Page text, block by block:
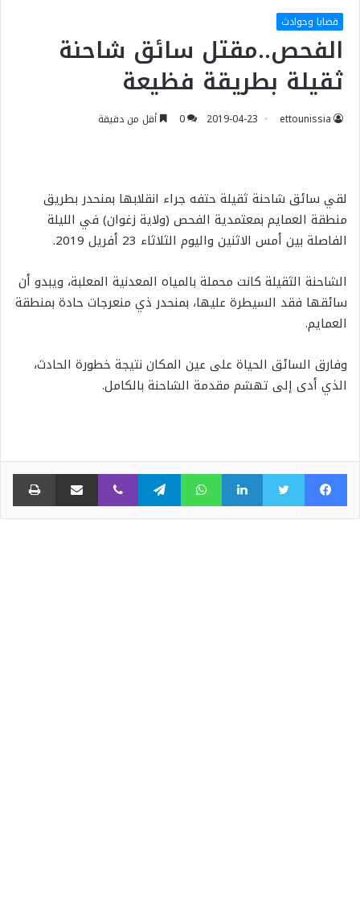
قضايا وحوادث
الفحص..مقتل سائق شاحنة
ثقيلة بطريقة فظيعة
ettounissia
2019-04-23
0 أقل من دقيقة
لقي سائق شاحنة ثقيلة حتفه جراء انقلابها بمنحدر بطريق
منطقة العمايم بمعتمدية الفحص (ولاية زغوان) في الليلة
الفاصلة بين أمس الاثنين واليوم الثلاثاء 23 أفريل 2019.
الشاحنة الثقيلة كانت محملة بالمياه المعدنية المعلبة، ويبدو أن
سائقها فقد السيطرة عليها، بمنحدر ذي منعرجات حادة بمنطقة
العمايم.
وفارق السائق الحياة على عين المكان نتيجة خطورة الحادث،
الذي أدى إلى تهشم مقدمة الشاحنة بالكامل.
فيسبوك تويتر لينكدإن واتساب تيلقرام ڤايبر مشاركة عبر البريد